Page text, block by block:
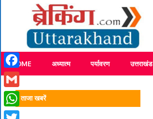
content
Breaking News Uttarakhand
HOME अध्यात्म पर्यावरण उत्तराखंड
ताजा खबरें
Facebook
Gmail
WhatsApp